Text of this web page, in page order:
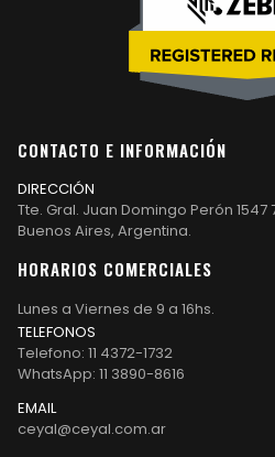
CONTACTO E INFORMACIÓN
DIRECCIÓN
Tte. Gral. Juan Domingo Perón
Buenos Aires, Argentina.
HORARIOS COMERCIALES
Lunes a Viernes de 9 a 16hs.
TELEFONOS
Telefono: 11 4372-1732
WhatsApp: 11 3890-8616
EMAIL
ceyal@ceyal.com.ar